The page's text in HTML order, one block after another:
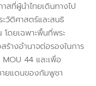
สที่ผู้นำไทยเดินทางไป
วัติศาสตร์และสนธิ
ดยเฉพาะพื้นที่พระ
ร้างอำนาจต่อรองในการ
MOU 44 และเพื่อ
ายแดนของกัมพูชา